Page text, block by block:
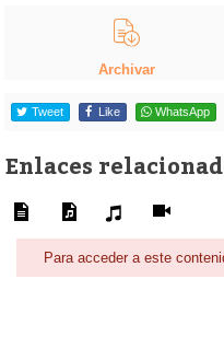
Archivar
Tweet Like WhatsApp
Enlaces
Para acceder a este